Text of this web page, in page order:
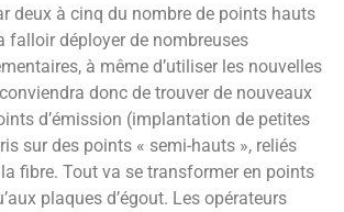
deux à cinq du nombre de points hauts
falloir déployer de nombreuses
à même d’utiliser les nouvelles
donc de trouver de nouveaux
d’émission (implantation de petites
sur des points « semi-hauts », reliés
fibre. Tout va se transformer en points
plaques d’égout. Les opérateurs